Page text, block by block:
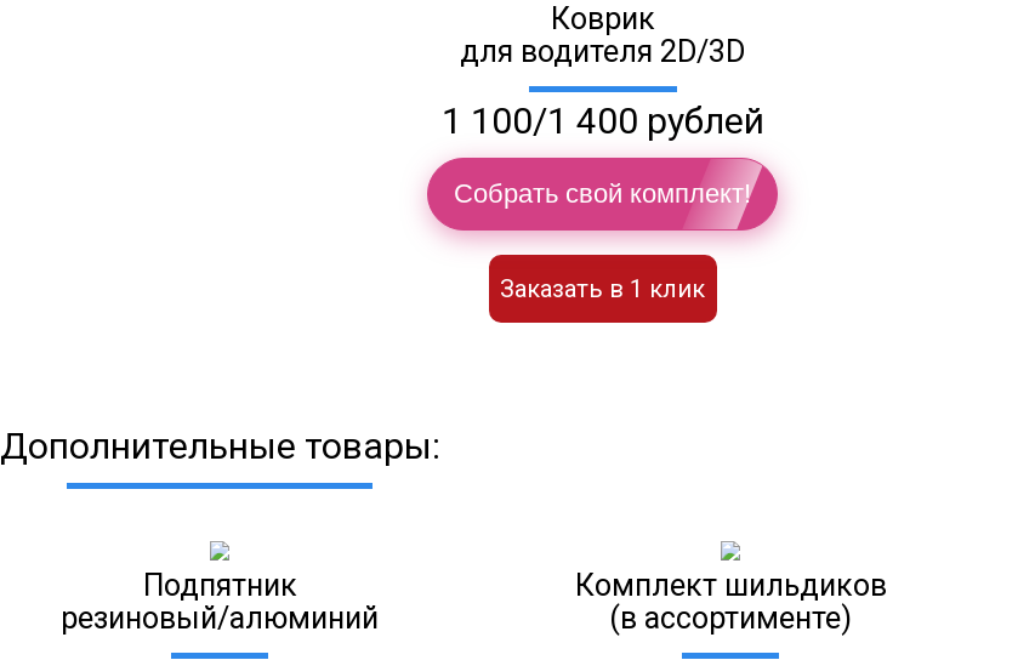
Коврик
для водителя 2D/3D
1 100/1 400 рублей
Собрать свой комплект!
Заказать в 1 клик
Дополнительные товары:
Подпятник
резиновый/алюминий
Комплект шильдиков
(в ассортименте)